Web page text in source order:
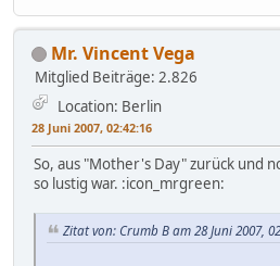
Mr. Vincent Vega
Mitglied Beiträge: 2.826
Location: Berlin
28 Juni 2007, 02:42:16
So, aus "Mother's Day" zurück und
so lustig war. :icon_mrgreen:
Zitat von: Crumb B am 28 Juni 2007,